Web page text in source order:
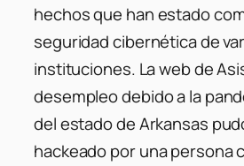
hechos que han estado
seguridad cibernética de
instituciones. La web de
desempleo debido a la
del estado de Arkansas
hackeado por una persona